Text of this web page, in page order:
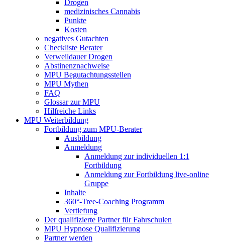
Drogen
medizinisches Cannabis
Punkte
Kosten
negatives Gutachten
Checkliste Berater
Verweildauer Drogen
Abstinenznachweise
MPU Begutachtungsstellen
MPU Mythen
FAQ
Glossar zur MPU
Hilfreiche Links
MPU Weiterbildung
Fortbildung zum MPU-Berater
Ausbildung
Anmeldung
Anmeldung zur individuellen 1:1
Fortbildung
Anmeldung zur Fortbildung live-online
Gruppe
Inhalte
360°-Tree-Coaching Programm
Vertiefung
Der qualifizierte Partner für Fahrschulen
MPU Hypnose Qualifizierung
Partner werden